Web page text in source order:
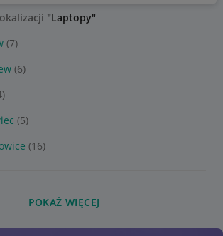
"Laptopy"
(7)
(6)
(5)
(16)
POKAŻ WIĘCEJ